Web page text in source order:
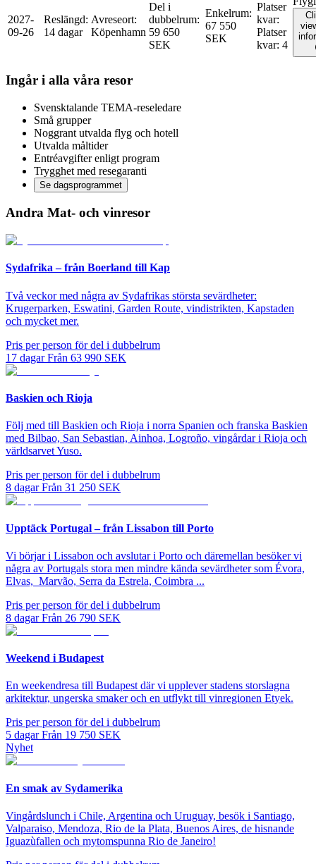
2027-
09-26
Reslängd:
14 dagar
Avreseort:
Köpenhamn
Del i
dubbelrum:
59 650
SEK
Enkelrum:
67 550
SEK
Platser
kvar:
Platser
kvar: 4
Ingår i alla våra resor
Svensktalande TEMA-reseledare
Små grupper
Noggrant utvalda flyg och hotell
Utvalda måltider
Entréavgifter enligt program
Trygghet med resegaranti
Se dagsprogrammet
Andra Mat- och vinresor
Sydafrika – från Boerland till Kap
Två veckor med några av Sydafrikas största sevärdheter:
Krugerparken, Eswatini, Garden Route, vindistrikten, Kapstaden
och mycket mer.
Pris per person för del i dubbelrum
17 dagar Från 63 990 SEK
Baskien och Rioja
Följ med till Baskien och Rioja i norra Spanien och franska Baskien
med Bilbao, San Sebastian, Ainhoa, Logroño, vingårdar i Rioja och
världsarvet Yuso.
Pris per person för del i dubbelrum
8 dagar Från 31 250 SEK
Upptäck Portugal – från Lissabon till Porto
Vi börjar i Lissabon och avslutar i Porto och däremellan besöker vi
några av Portugals stora men mindre kända sevärdheter som Évora,
Elvas, Marvão, Serra da Estrela, Coimbra ...
Pris per person för del i dubbelrum
8 dagar Från 26 790 SEK
Weekend i Budapest
En weekendresa till Budapest där vi upplever stadens storslagna
arkitektur, ungerska smaker och en utflykt till vinregionen Etyek.
Pris per person för del i dubbelrum
5 dagar Från 19 750 SEK
Nyhet
En smak av Sydamerika
Vingårdslunch i Chile, Argentina och Uruguay, besök i Santiago,
Valparaiso, Mendoza, Rio de la Plata, Buenos Aires, de hisnande
Iguazùfallen och mytomspunna Rio de Janeiro!